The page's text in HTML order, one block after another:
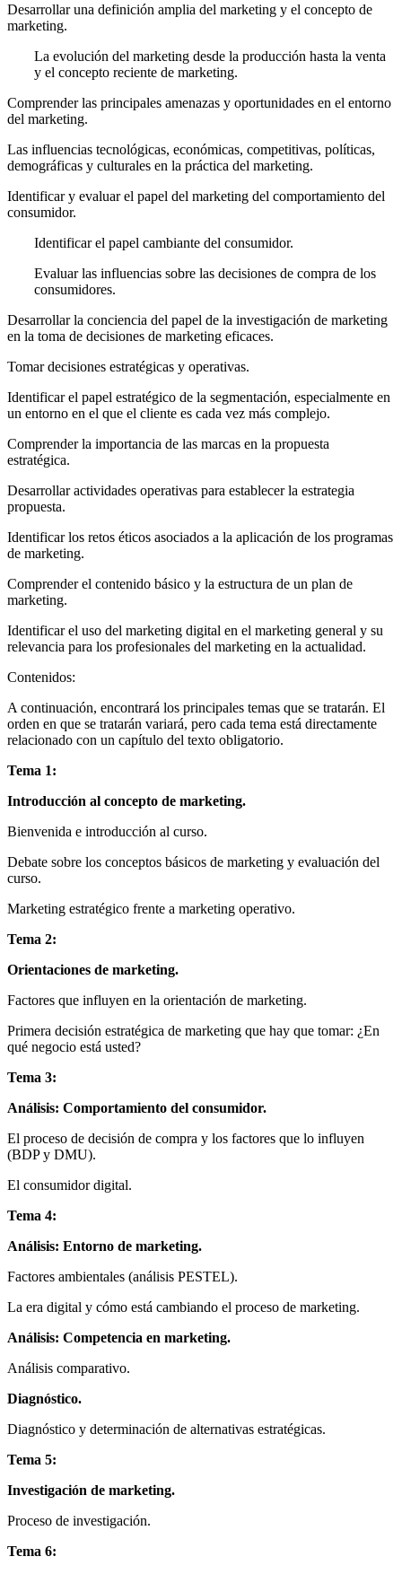
Desarrollar una definición amplia del marketing y el concepto de
marketing.
La evolución del marketing desde la producción hasta la venta
y el concepto reciente de marketing.
Comprender las principales amenazas y oportunidades en el entorno
del marketing.
Las influencias tecnológicas, económicas, competitivas, políticas,
demográficas y culturales en la práctica del marketing.
Identificar y evaluar el papel del marketing del comportamiento del
consumidor.
Identificar el papel cambiante del consumidor.
Evaluar las influencias sobre las decisiones de compra de los
consumidores.
Desarrollar la conciencia del papel de la investigación de marketing
en la toma de decisiones de marketing eficaces.
Tomar decisiones estratégicas y operativas.
Identificar el papel estratégico de la segmentación, especialmente en
un entorno en el que el cliente es cada vez más complejo.
Comprender la importancia de las marcas en la propuesta
estratégica.
Desarrollar actividades operativas para establecer la estrategia
propuesta.
Identificar los retos éticos asociados a la aplicación de los programas
de marketing.
Comprender el contenido básico y la estructura de un plan de
marketing.
Identificar el uso del marketing digital en el marketing general y su
relevancia para los profesionales del marketing en la actualidad.
Contenidos:
A continuación, encontrará los principales temas que se tratarán. El
orden en que se tratarán variará, pero cada tema está directamente
relacionado con un capítulo del texto obligatorio.
Tema 1:
Introducción al concepto de marketing.
Bienvenida e introducción al curso.
Debate sobre los conceptos básicos de marketing y evaluación del
curso.
Marketing estratégico frente a marketing operativo.
Tema 2:
Orientaciones de marketing.
Factores que influyen en la orientación de marketing.
Primera decisión estratégica de marketing que hay que tomar: ¿En
qué negocio está usted?
Tema 3:
Análisis: Comportamiento del consumidor.
El proceso de decisión de compra y los factores que lo influyen
(BDP y DMU).
El consumidor digital.
Tema 4:
Análisis: Entorno de marketing.
Factores ambientales (análisis PESTEL).
La era digital y cómo está cambiando el proceso de marketing.
Análisis: Competencia en marketing.
Análisis comparativo.
Diagnóstico.
Diagnóstico y determinación de alternativas estratégicas.
Tema 5:
Investigación de marketing.
Proceso de investigación.
Tema 6: